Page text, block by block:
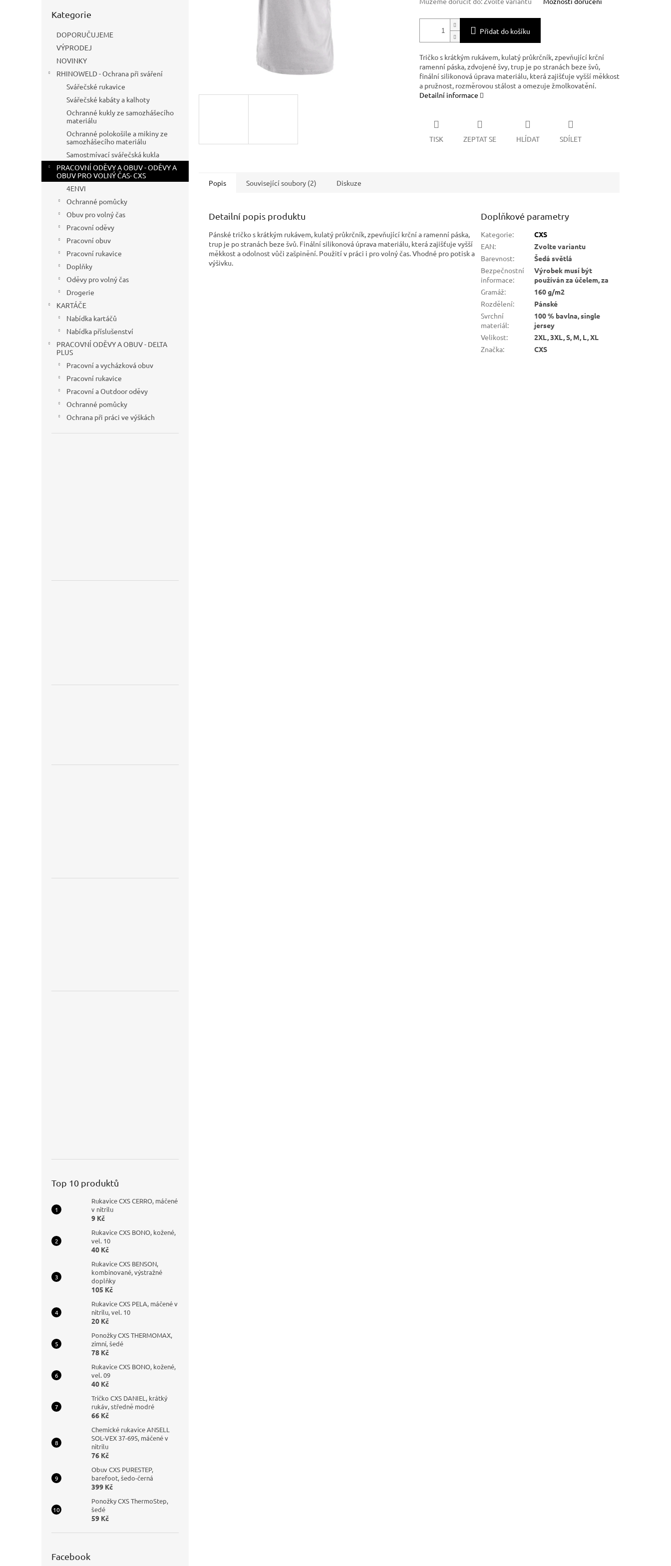
kategorie
Kategorie
DOPORUČUJEME
VÝPRODEJ
NOVINKY
RHINOWELD - Ochrana při sváření
Svářečské rukavice
Svářečské kabáty a kalhoty
Ochranné kukly ze samozhášecího
materiálu
Ochranné polokošile a mikiny ze
samozhášecího materiálu
Samostmívací svářečská kukla
PRACOVNÍ ODĚVY A OBUV - ODĚVY A
OBUV PRO VOLNÝ ČAS- CXS
4ENVI
Ochranné pomůcky
Obuv pro volný čas
Pracovní oděvy
Pracovní obuv
Pracovní rukavice
Doplňky
Oděvy pro volný čas
Drogerie
KARTÁČE
Nabídka kartáčů
Nabídka příslušenství
PRACOVNÍ ODĚVY A OBUV - DELTA
PLUS
Pracovní a vycházková obuv
Pracovní rukavice
Pracovní a Outdoor oděvy
Ochranné pomůcky
Ochrana při práci ve výškách
Top 10 produktů
Rukavice CXS CERRO, máčené
v nitrilu
9 Kč
Rukavice CXS BONO, kožené,
vel. 10
40 Kč
Rukavice CXS BENSON,
kombinované, výstražné
doplňky
105 Kč
Rukavice CXS PELA, máčené v
nitrilu, vel. 10
20 Kč
Ponožky CXS THERMOMAX,
zimní, šedé
78 Kč
Rukavice CXS BONO, kožené,
vel. 09
40 Kč
Tričko CXS DANIEL, krátký
rukáv, středně modré
66 Kč
Chemické rukavice ANSELL
SOL-VEX 37-695, máčené v
nitrilu
76 Kč
Obuv CXS PURESTEP,
barefoot, šedo-černá
399 Kč
Ponožky CXS ThermoStep,
šedé
59 Kč
Facebook
Přidat do košíku
Tričko s krátkým rukávem, kulatý průkrčník, zpevňující krční
ramenní páska, zdvojené švy, trup je po stranách beze švů,
finální silikonová úprava materiálu, která zajišťuje vyšší měkkost
a pružnost, rozměrovou stálost a omezuje žmolkovatění.
Detailní informace
TISK ZEPTAT SE HLÍDAT SDÍLET
Popis Související soubory (2) Diskuze
Detailní popis produktu
Pánské tričko s krátkým rukávem, kulatý průkrčník, zpevňující krční a ramenní páska,
trup je po stranách beze švů. Finální silikonová úprava materiálu, která zajišťuje vyšší
měkkost a odolnost vůči zašpinění. Použití v práci i pro volný čas. Vhodné pro potisk a
výšivku.
Doplňkové parametry
Kategorie:
CXS
EAN:
Zvolte variantu
Barevnost:
Šedá světlá
Bezpečnostní
informace:
Výrobek musí být
používán za účelem, za
Gramáž:
160 g/m2
Rozdělení:
Pánské
Svrchní
materiál:
100 % bavlna, single
jersey
Velikost:
2XL, 3XL, S, M, L, XL
Značka: CXS